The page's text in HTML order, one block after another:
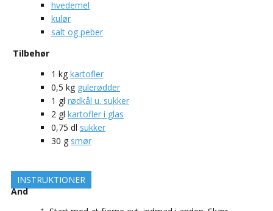
hvedemel
kulør
salt og peber
Tilbehør
1 kg kartofler
0,5 kg gulerødder
1 gl rødkål u. sukker
2 gl kartofler i glas
0,75 dl sukker
30 g smør
INSTRUKTIONER
And